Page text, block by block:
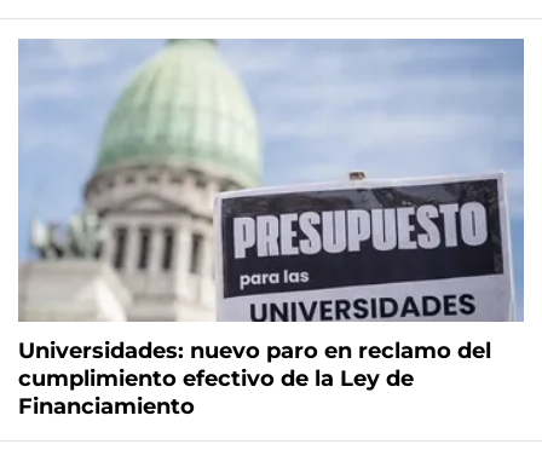
Universidades: nuevo paro en reclamo del
cumplimiento efectivo de la Ley de
Financiamiento